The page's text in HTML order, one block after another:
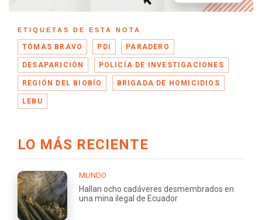
ETIQUETAS DE ESTA NOTA
TÓMAS BRAVO PDI PARADERO
DESAPARICIÓN POLICÍA DE INVESTIGACIONES
REGIÓN DEL BIOBÍO BRIGADA DE HOMICIDIOS
LEBU
LO MÁS RECIENTE
MUNDO
Hallan ocho cadáveres desmembrados en
una mina ilegal de Ecuador